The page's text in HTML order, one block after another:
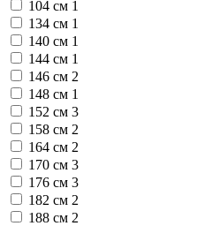
104 см 1
134 см 1
140 см 1
144 см 1
146 см 2
148 см 1
152 см 3
158 см 2
164 см 2
170 см 3
176 см 3
182 см 2
188 см 2